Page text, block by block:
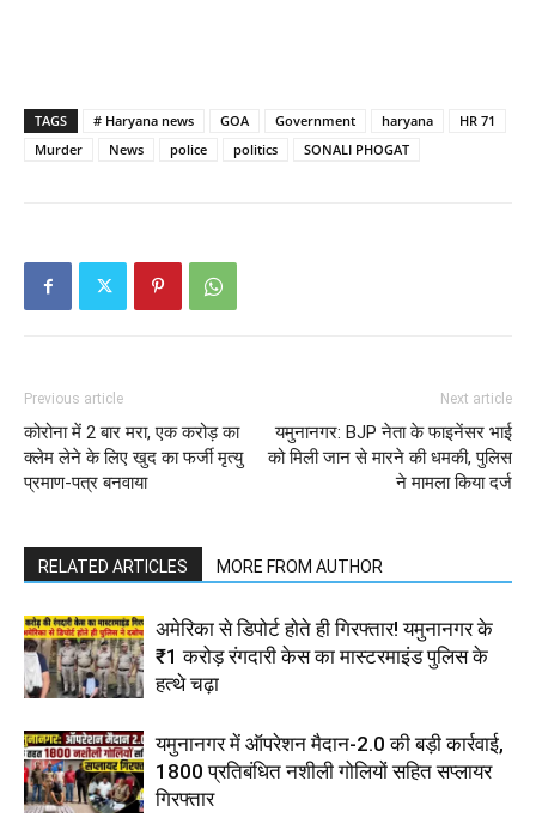
TAGS # Haryana news GOA Government haryana
HR 71
Murder
News police politics SONALI PHOGAT
Previous article
कोरोना में 2 बार मरा, एक करोड़ का
क्लेम लेने के लिए खुद का फर्जी मृत्यु
प्रमाण-पत्र बनवाया
Next article
यमुनानगर: BJP नेता के फाइनेंसर भाई
को मिली जान से मारने की धमकी, पुलिस
ने मामला किया दर्ज
RELATED ARTICLES MORE FROM AUTHOR
अमेरिका से डिपोर्ट होते ही गिरफ्तार! यमुनानगर के
₹1 करोड़ रंगदारी केस का मास्टरमाइंड पुलिस के
हत्थे चढ़ा
यमुनानगर में ऑपरेशन मैदान-2.0 की बड़ी कार्रवाई,
1800 प्रतिबंधित नशीली गोलियों सहित सप्लायर
गिरफ्तार